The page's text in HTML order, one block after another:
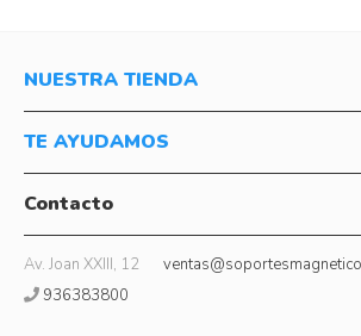
NUESTRA TIENDA
TE AYUDAMOS
Contacto
Av. Joan XXIII, 12
936383800